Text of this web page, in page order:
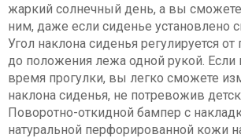
жаркий солнечный день, а вы
ним, даже если сиденье установлено
Угол наклона сиденья регулируется
до положения лежа одной рукой.
время прогулки, вы легко сможете
наклона сиденья, не потревожив
Поворотно-откидной бампер с
натуральной перфорированной кожи